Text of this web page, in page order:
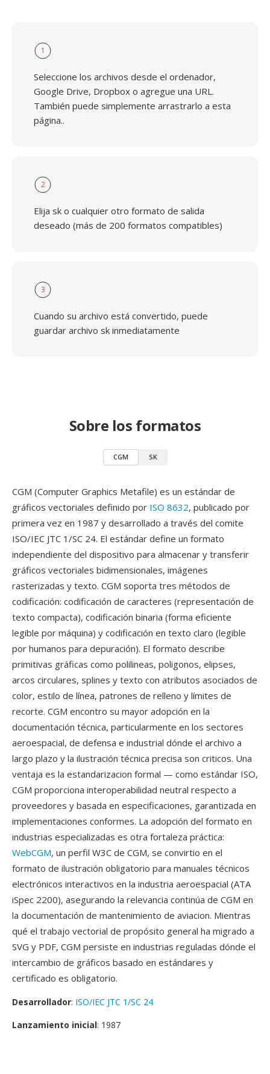
1
Seleccione los archivos desde el ordenador,
Google Drive, Dropbox o agregue una URL.
También puede simplemente arrastrarlo a esta
página..
2
Elija sk o cualquier otro formato de salida
deseado (más de 200 formatos compatibles)
3
Cuando su archivo está convertido, puede
guardar archivo sk inmediatamente
Sobre los formatos
CGM SK
CGM (Computer Graphics Metafile) es un estándar de
gráficos vectoriales definido por ISO 8632, publicado por
primera vez en 1987 y desarrollado a través del comite
ISO/IEC JTC 1/SC 24. El estándar define un formato
independiente del dispositivo para almacenar y transferir
gráficos vectoriales bidimensionales, imágenes
rasterizadas y texto. CGM soporta tres métodos de
codificación: codificación de caracteres (representación de
texto compacta), codificación binaria (forma eficiente
legible por máquina) y codificación en texto claro (legible
por humanos para depuración). El formato describe
primitivas gráficas como polilineas, poligonos, elipses,
arcos circulares, splines y texto con atributos asociados de
color, estilo de línea, patrones de relleno y límites de
recorte. CGM encontro su mayor adopción en la
documentación técnica, particularmente en los sectores
aeroespacial, de defensa e industrial dónde el archivo a
largo plazo y la ilustración técnica precisa son criticos. Una
ventaja es la estandarizacion formal — como estándar ISO,
CGM proporciona interoperabilidad neutral respecto a
proveedores y basada en especificaciones, garantizada en
implementaciones conformes. La adopción del formato en
industrias especializadas es otra fortaleza práctica:
WebCGM, un perfil W3C de CGM, se convirtio en el
formato de ilustración obligatorio para manuales técnicos
electrónicos interactivos en la industria aeroespacial (ATA
iSpec 2200), asegurando la relevancia continúa de CGM en
la documentación de mantenimiento de aviacion. Mientras
qué el trabajo vectorial de propósito general ha migrado a
SVG y PDF, CGM persiste en industrias reguladas dónde el
intercambio de gráficos basado en estándares y
certificado es obligatorio.
Desarrollador: ISO/IEC JTC 1/SC 24
Lanzamiento inicial: 1987